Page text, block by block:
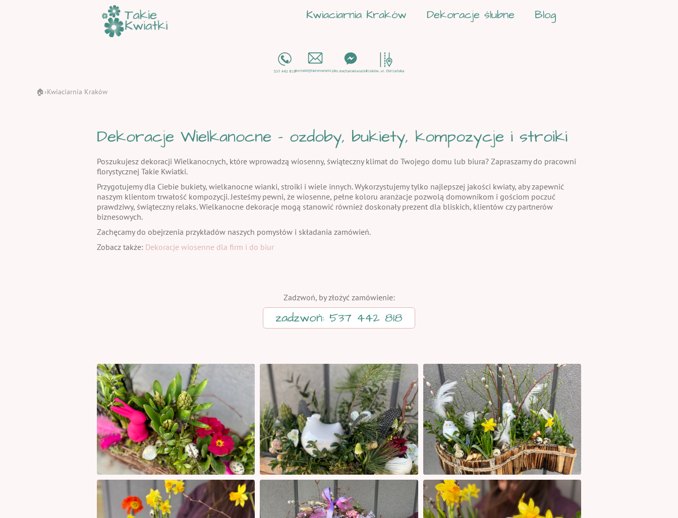
Kwiaciarnia Kraków Dekoracje ślubne Blog
🏠 ›Kwiaciarnia Kraków
Dekoracje Wielkanocne - ozdoby, bukiety, kompozycje i stroiki
Poszukujesz dekoracji Wielkanocnych, które wprowadzą wiosenny, świąteczny klimat do Twojego domu lub biura? Zapraszamy do pracowni
florystycznej Takie Kwiatki.
Przygotujemy dla Ciebie bukiety, wielkanocne wianki, stroiki i wiele innych. Wykorzystujemy tylko najlepszej jakości kwiaty, aby zapewnić
naszym klientom trwałość kompozycji. Jesteśmy pewni, że wiosenne, pełne koloru aranżacje pozwolą domownikom i gościom poczuć
prawdziwy, świąteczny relaks. Wielkanocne dekoracje mogą stanowić również doskonały prezent dla bliskich, klientów czy partnerów
biznesowych.
Zachęcamy do obejrzenia przykładów naszych pomysłów i składania zamówień.
Zobacz także: Dekoracje wiosenne dla firm i do biur
Zadzwoń, by złożyć zamówienie:
zadzwoń: 537 442 818